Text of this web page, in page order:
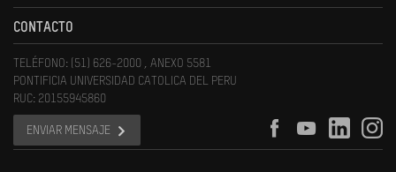
CONTACTO
TELÉFONO: (51) 626-2000 , ANEXO 5581
PONTIFICIA UNIVERSIDAD CATOLICA DEL PERU
RUC: 20155945860
ENVIAR MENSAJE